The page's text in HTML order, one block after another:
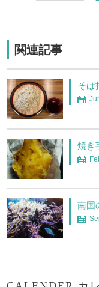
関連記事
そば
焼き
南国